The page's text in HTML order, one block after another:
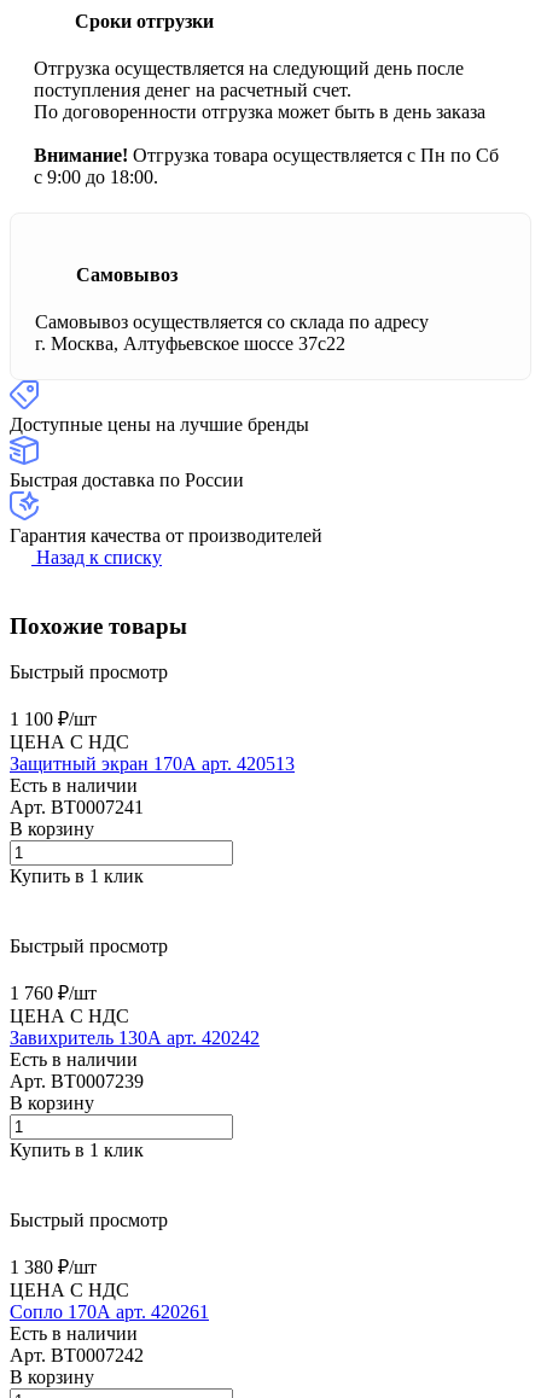
Сроки отгрузки
Отгрузка осуществляется на следующий день после
поступления денег на расчетный счет.
По договоренности отгрузка может быть в день заказа
Внимание! Отгрузка товара осуществляется с Пн по Сб
с 9:00 до 18:00.
Самовывоз
Самовывоз осуществляется со склада по адресу
г. Москва, Алтуфьевское шоссе 37с22
Доступные цены на лучшие бренды
Быстрая доставка по России
Гарантия качества от производителей
Назад к списку
Похожие товары
Быстрый просмотр
1 100 ₽/шт
ЦЕНА С НДС
Защитный экран 170А арт. 420513
Есть в наличии
Арт. BT0007241
В корзину
Купить в 1 клик
Быстрый просмотр
1 760 ₽/шт
ЦЕНА С НДС
Завихритель 130А арт. 420242
Есть в наличии
Арт. BT0007239
В корзину
Купить в 1 клик
Быстрый просмотр
1 380 ₽/шт
ЦЕНА С НДС
Сопло 170А арт. 420261
Есть в наличии
Арт. BT0007242
В корзину